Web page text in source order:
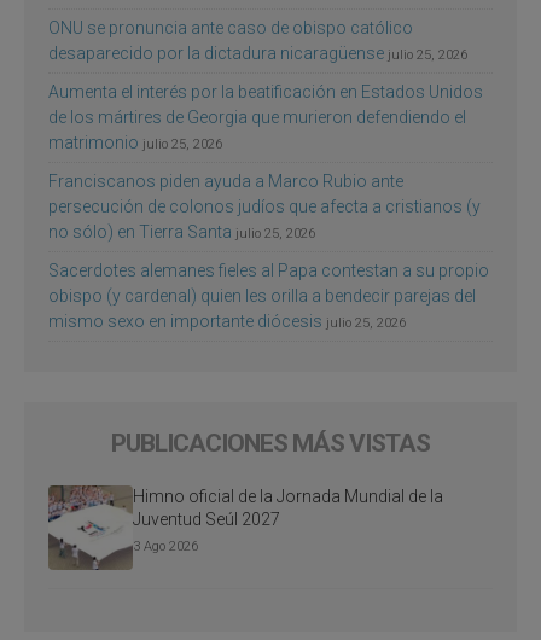
ONU se pronuncia ante caso de obispo católico
desaparecido por la dictadura nicaragüense julio 25, 2026
Aumenta el interés por la beatificación en Estados Unidos
de los mártires de Georgia que murieron defendiendo el
matrimonio julio 25, 2026
Franciscanos piden ayuda a Marco Rubio ante
persecución de colonos judíos que afecta a cristianos (y
no sólo) en Tierra Santa julio 25, 2026
Sacerdotes alemanes fieles al Papa contestan a su propio
obispo (y cardenal) quien les orilla a bendecir parejas del
mismo sexo en importante diócesis julio 25, 2026
PUBLICACIONES MÁS VISTAS
Himno oficial de la Jornada Mundial de la
Juventud Seúl 2027
3 Ago 2026